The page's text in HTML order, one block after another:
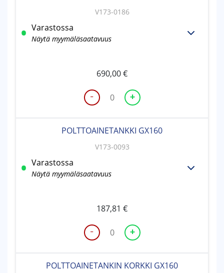
määrä
-
MOOTTORI
HONDA
UT2
+
V173-0186
Varastossa
Näytä myymäläsaatavuus
690,00€
-
POLTTOAINETANKKI
GX160
+
POLTTOAINETANKKI GX160
V173-0093
Varastossa
Näytä myymäläsaatavuus
187,81 €
POLTTOAINETANKIN KORKKI GX160